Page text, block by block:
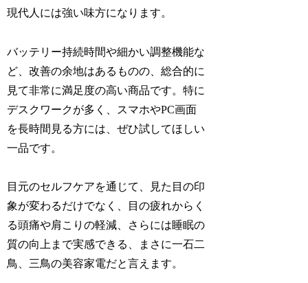
現代人には強い味方になります。
バッテリー持続時間や細かい調整機能な
ど、改善の余地はあるものの、総合的に
見て非常に満足度の高い商品です。特に
デスクワークが多く、スマホやPC画面
を長時間見る方には、ぜひ試してほしい
一品です。
目元のセルフケアを通じて、見た目の印
象が変わるだけでなく、目の疲れからく
る頭痛や肩こりの軽減、さらには睡眠の
質の向上まで実感できる、まさに一石二
鳥、三鳥の美容家電だと言えます。